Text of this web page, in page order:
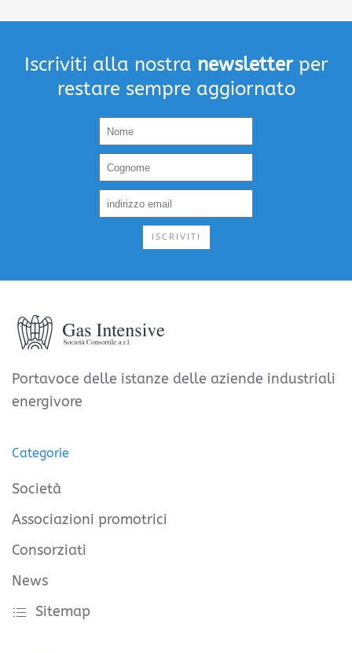
Iscriviti alla nostra newsletterper
restare sempre aggiornato
ISCRIVITI
Portavoce delle istanze delle aziende industriali
energivore
Categorie
Società
Associazioni promotrici
Consorziati
News
Sitemap